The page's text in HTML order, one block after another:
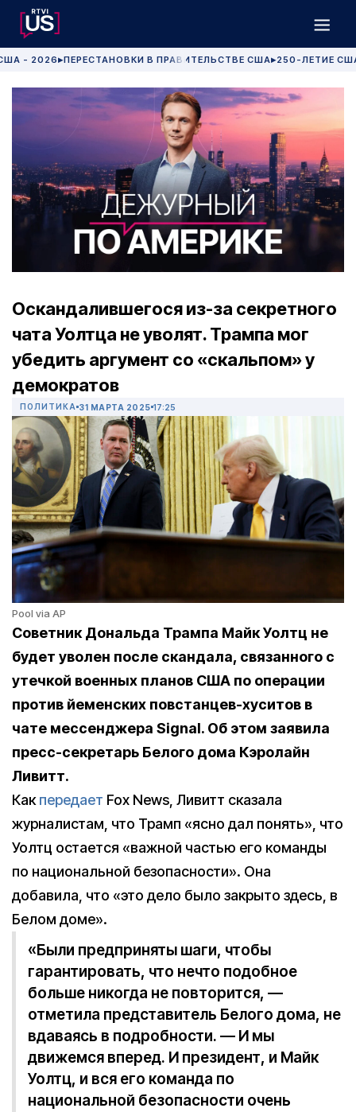
- 2026 ▶ПЕРЕСТАНОВКИ В ПРАВИТЕЛЬСТВЕ США▶250-ЛЕТИЕ
Оскандалившегося из-за секретного
чата Уолтца не уволят. Трампа мог
убедить аргумент со «скальпом» у
демократов
ПОЛИТИКА 31 МАРТА 2025 17:25
Pool via AP
Советник Дональда Трампа Майк Уолтц не
будет уволен после скандала, связанного с
утечкой военных планов США по операции
против йеменских повстанцев-хуситов в
чате мессенджера Signal. Об этом заявила
пресс-секретарь Белого дома Кэролайн
Ливитт.
Какпередает Fox News, Ливитт сказала
журналистам, что Трамп «ясно дал понять», что
Уолтц остается «важной частью его команды
по национальной безопасности». Она
добавила, что «это дело было закрыто здесь, в
Белом доме».
«Были предприняты шаги, чтобы
гарантировать, что нечто подобное
больше никогда не повторится, —
отметила представитель Белого дома, не
вдаваясь в подробности. — И мы
движемся вперед. И президент, и Майк
Уолтц, и вся его команда по
национальной безопасности очень